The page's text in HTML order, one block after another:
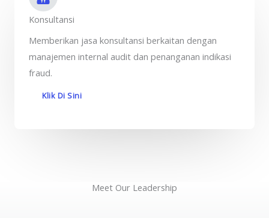
Konsultansi
Memberikan jasa konsultansi berkaitan dengan
manajemen internal audit dan penanganan indikasi
fraud.
Klik Di Sini
Meet Our Leadership